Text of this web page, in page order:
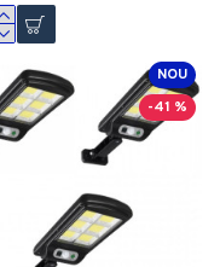
NOU
-41 %